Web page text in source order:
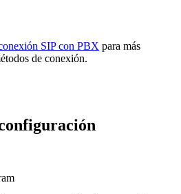
SIP con PBX para más
de conexión.